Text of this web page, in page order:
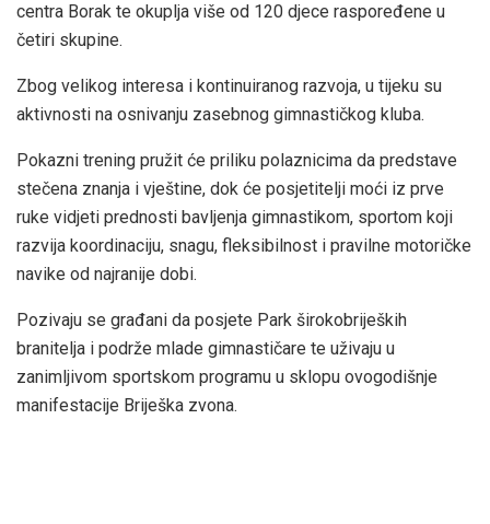
centra Borak te okuplja više od 120 djece raspoređene u
četiri skupine.
Zbog velikog interesa i kontinuiranog razvoja, u tijeku su
aktivnosti na osnivanju zasebnog gimnastičkog kluba.
Pokazni trening pružit će priliku polaznicima da predstave
stečena znanja i vještine, dok će posjetitelji moći iz prve
ruke vidjeti prednosti bavljenja gimnastikom, sportom koji
razvija koordinaciju, snagu, fleksibilnost i pravilne motoričke
navike od najranije dobi.
Pozivaju se građani da posjete Park širokobrijeških
branitelja i podrže mlade gimnastičare te uživaju u
zanimljivom sportskom programu u sklopu ovogodišnje
manifestacije Briješka zvona.